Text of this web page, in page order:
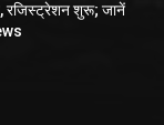
रजिस्ट्रेशन शुरू; जानें